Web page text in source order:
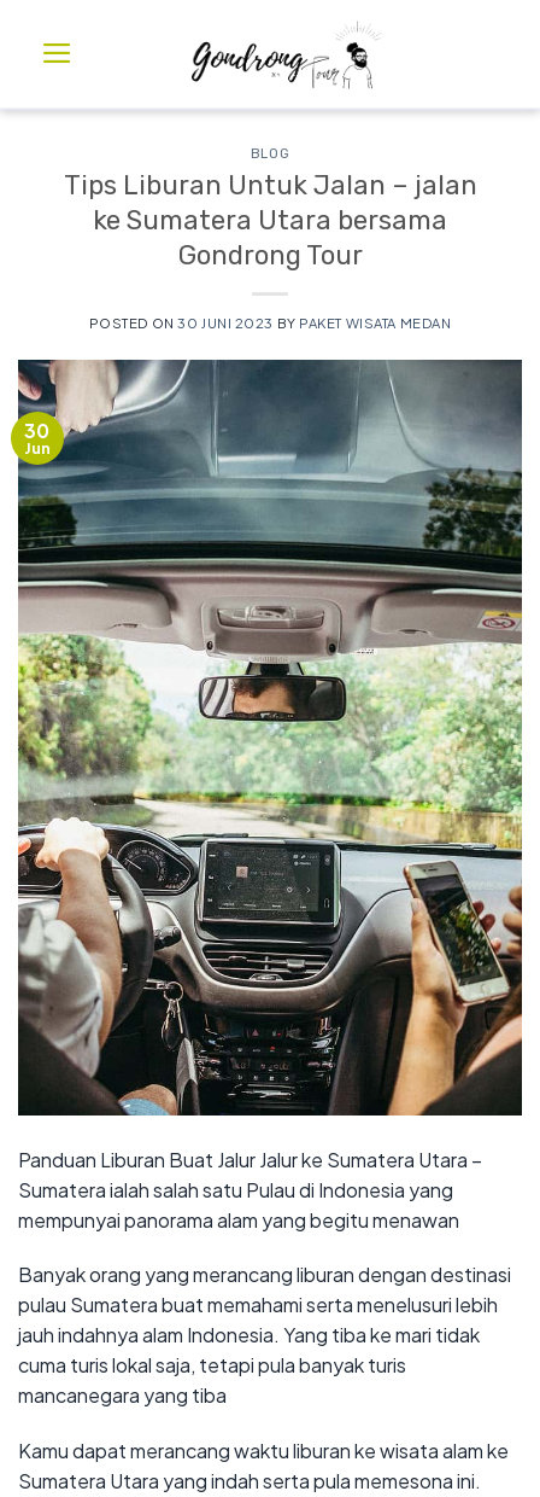
BLOG
Tips Liburan Untuk Jalan – jalan
ke Sumatera Utara bersama
Gondrong Tour
POSTED ON30 JUNI 2023 BY PAKET WISATA MEDAN
30
Jun
Panduan Liburan Buat Jalur Jalur ke Sumatera Utara –
Sumatera ialah salah satu Pulau di Indonesia yang
mempunyai panorama alam yang begitu menawan
Banyak orang yang merancang liburan dengan destinasi
pulau Sumatera buat memahami serta menelusuri lebih
jauh indahnya alam Indonesia. Yang tiba ke mari tidak
cuma turis lokal saja, tetapi pula banyak turis
mancanegara yang tiba
Kamu dapat merancang waktu liburan ke wisata alam ke
Sumatera Utara yang indah serta pula memesona ini.